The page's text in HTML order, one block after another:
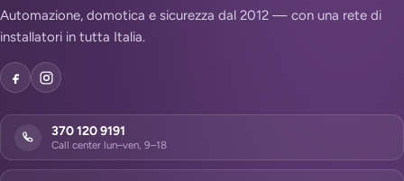
Automazione, domotica e sicurezza dal 2012 — con una rete di
installatori in tutta Italia.
370 120 9191
Call center lun–ven, 9–18